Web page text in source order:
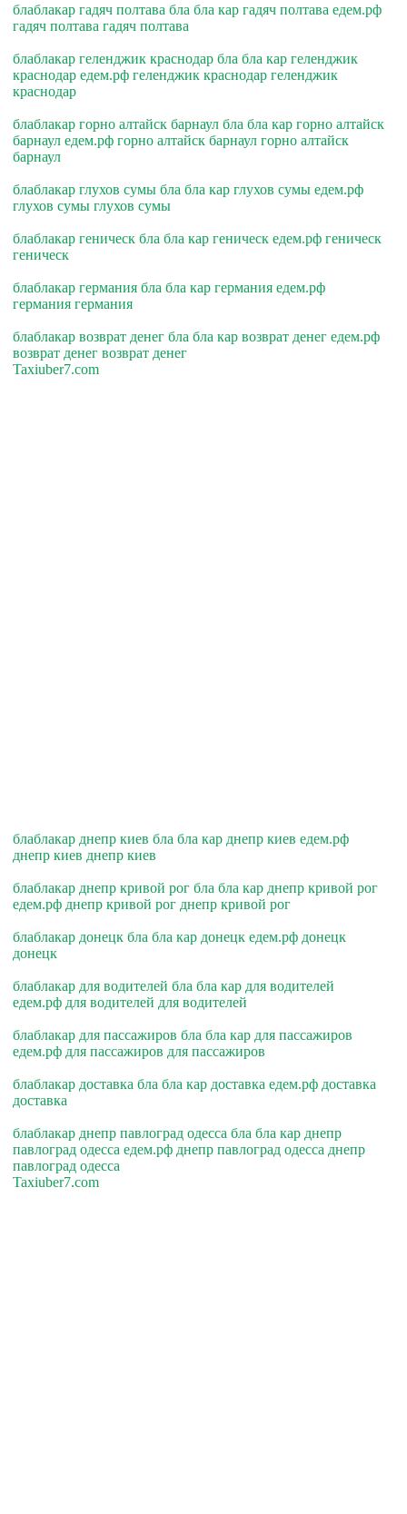
блаблакар гадяч полтава бла бла кар гадяч полтава едем.рф
гадяч полтава гадяч полтава
блаблакар геленджик краснодар бла бла кар геленджик
краснодар едем.рф геленджик краснодар геленджик
краснодар
блаблакар горно алтайск барнаул бла бла кар горно алтайск
барнаул едем.рф горно алтайск барнаул горно алтайск
барнаул
блаблакар глухов сумы бла бла кар глухов сумы едем.рф
глухов сумы глухов сумы
блаблакар геническ бла бла кар геническ едем.рф геническ
геническ
блаблакар германия бла бла кар германия едем.рф
германия германия
блаблакар возврат денег бла бла кар возврат денег едем.рф
возврат денег возврат денег
Taxiuber7.com
блаблакар днепр киев бла бла кар днепр киев едем.рф
днепр киев днепр киев
блаблакар днепр кривой рог бла бла кар днепр кривой рог
едем.рф днепр кривой рог днепр кривой рог
блаблакар донецк бла бла кар донецк едем.рф донецк
донецк
блаблакар для водителей бла бла кар для водителей
едем.рф для водителей для водителей
блаблакар для пассажиров бла бла кар для пассажиров
едем.рф для пассажиров для пассажиров
блаблакар доставка бла бла кар доставка едем.рф доставка
доставка
блаблакар днепр павлоград одесса бла бла кар днепр
павлоград одесса едем.рф днепр павлоград одесса днепр
павлоград одесса
Taxiuber7.com